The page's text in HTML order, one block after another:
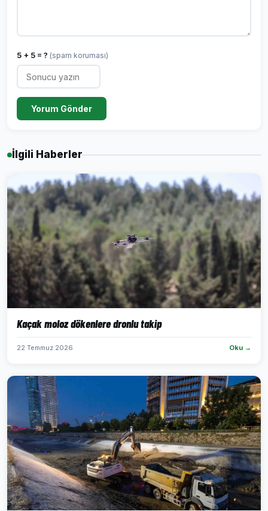
5 + 5 = ? (spam koruması)
Yorum Gönder
İlgili Haberler
Kaçak moloz dökenlere dronlu takip
22 Temmuz 2026 Oku →